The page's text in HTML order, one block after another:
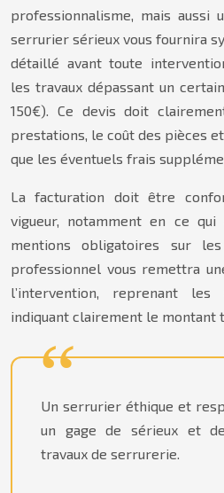
professionnalisme, mais aussi
serrurier sérieux vous fournira
détaillé avant toute
les travaux dépassant un
150€). Ce devis doit
prestations, le coût des pièces
que les éventuels frais
La facturation doit être
vigueur, notamment en ce
mentions obligatoires sur
professionnel vous remettra
l’intervention, reprenant
indiquant clairement le montant
Un serrurier éthique et
un gage de sérieux et
travaux de serrurerie.